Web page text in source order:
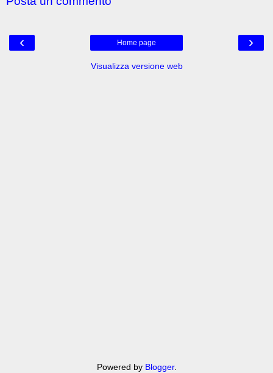
‹ ›
Home page
Visualizza versione web
Powered by Blogger.